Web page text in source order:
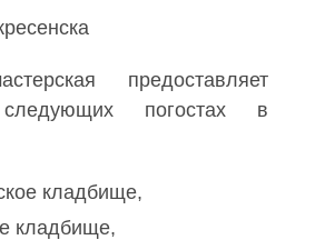
предоставляет
погостах в
кладбище,
кладбище,